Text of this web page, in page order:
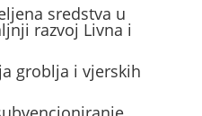
sredstva u
razvoj Livna i
groblja i vjerskih